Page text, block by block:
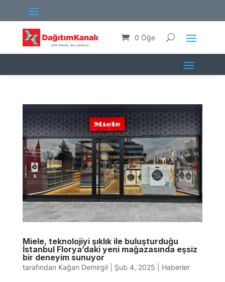
0 Öğe
Miele, teknolojiyi şıklık ile buluşturduğu
İstanbul Florya’daki yeni mağazasında eşsiz
bir deneyim sunuyor
tarafından Kağan Demirgil| Şub 4, 2025 Haberler